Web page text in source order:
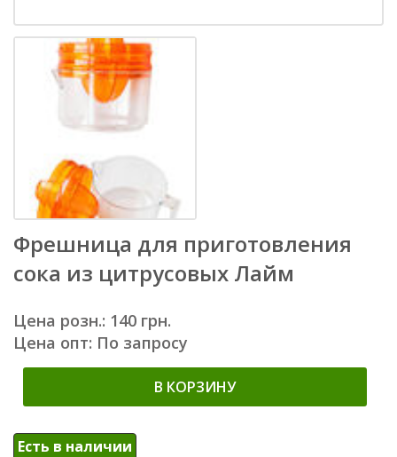
Фрешница для приготовления
сока из цитрусовых Лайм
Цена розн.: 140 грн.
Цена опт: По запросу
В КОРЗИНУ
Есть в наличии